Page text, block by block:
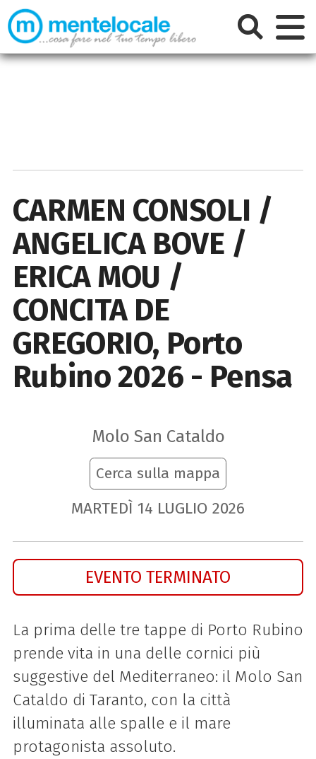
CARMEN CONSOLI /
ANGELICA BOVE /
ERICA MOU /
CONCITA DE
GREGORIO, Porto
Rubino 2026 - Pensa
Molo San Cataldo
Cerca sulla mappa
MARTEDÌ 14 LUGLIO 2026
EVENTO TERMINATO
La prima delle tre tappe di Porto Rubino
prende vita in una delle cornici più
suggestive del Mediterraneo: il Molo San
Cataldo di Taranto, con la città
illuminata alle spalle e il mare
protagonista assoluto.